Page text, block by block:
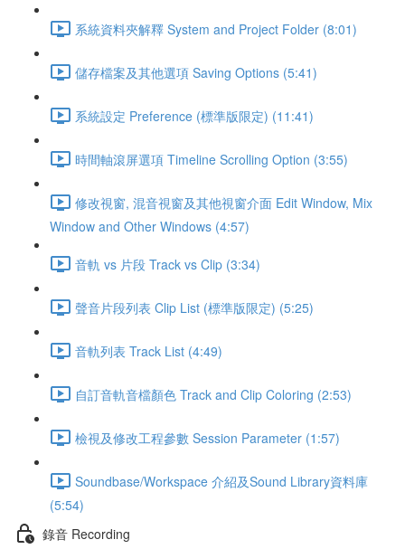
系統資料夾解釋 System and Project Folder (8:01)
儲存檔案及其他選項 Saving Options (5:41)
系統設定 Preference (標準版限定) (11:41)
時間軸滾屏選項 Timeline Scrolling Option (3:55)
修改視窗, 混音視窗及其他視窗介面 Edit Window, Mix
Window and Other Windows (4:57)
音軌 vs 片段 Track vs Clip (3:34)
聲音片段列表 Clip List (標準版限定) (5:25)
音軌列表 Track List (4:49)
自訂音軌音檔顏色 Track and Clip Coloring (2:53)
檢視及修改工程參數 Session Parameter (1:57)
Soundbase/Workspace 介紹及Sound Library資料庫
(5:54)
錄音 Recording